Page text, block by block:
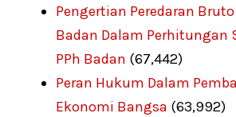
Pengertian Peredaran
Badan Dalam Perhitungan
PPh Badan (67,442)
Peran Hukum Dalam
Ekonomi Bangsa (63,992)